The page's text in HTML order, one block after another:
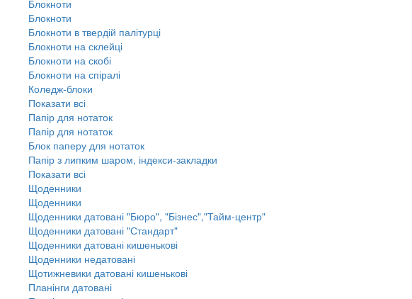
Блокноти
Блокноти
Блокноти в твердій палітурці
Блокноти на склейці
Блокноти на скобі
Блокноти на спіралі
Коледж-блоки
Показати всі
Папір для нотаток
Папір для нотаток
Блок паперу для нотаток
Папір з липким шаром, індекси-закладки
Показати всі
Щоденники
Щоденники
Щоденники датовані "Бюро", "Бізнес","Тайм-центр"
Щоденники датовані "Стандарт"
Щоденники датовані кишенькові
Щоденники недатовані
Щотижневики датовані кишенькові
Планінги датовані